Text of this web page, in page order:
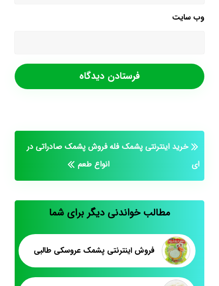
وب‌ سایت
خرید اینترنتی پشمک فله
ای
فروش پشمک صادراتی در
انواع طعم
مطالب خواندنی دیگر برای شما
فروش اینترنتی پشمک عروسکی طالبی